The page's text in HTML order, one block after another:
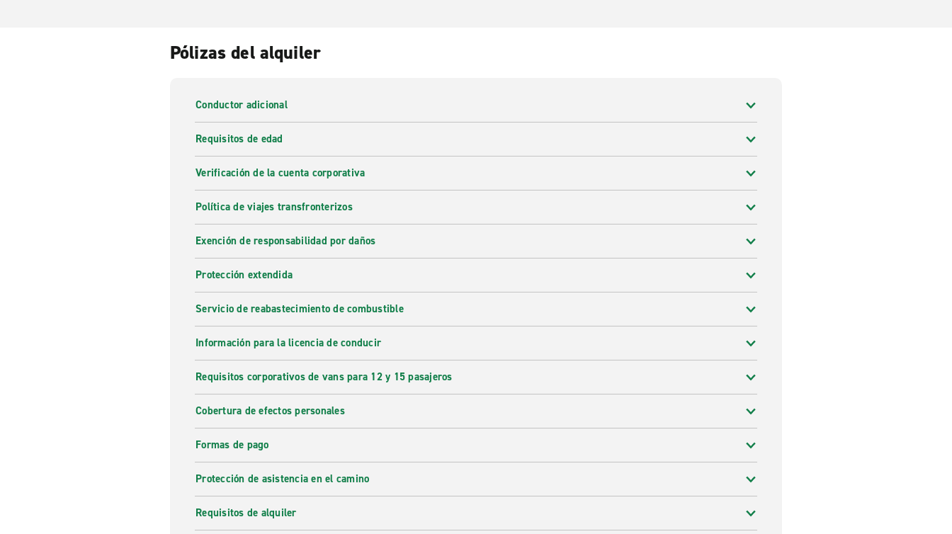
Pólizas del alquiler
Conductor adicional
Requisitos de edad
Verificación de la cuenta corporativa
Política de viajes transfronterizos
Exención de responsabilidad por daños
Protección extendida
Servicio de reabastecimiento de combustible
Información para la licencia de conducir
Requisitos corporativos de vans para 12 y 15 pasajeros
Cobertura de efectos personales
Formas de pago
Protección de asistencia en el camino
Requisitos de alquiler